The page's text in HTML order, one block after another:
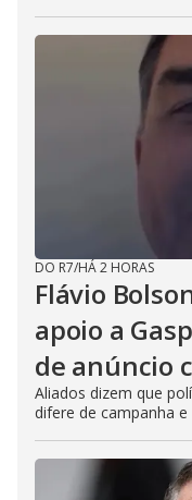
DO R7/HÁ 2 HORAS
Flávio
apoio a
de anúncio
Aliados dizem que
difere de campanha